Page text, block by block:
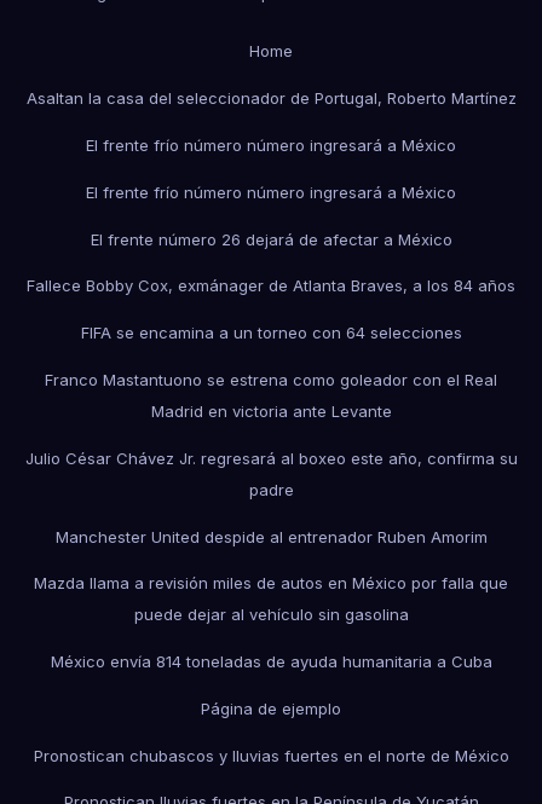
Home
Asaltan la casa del seleccionador de Portugal, Roberto Martínez
El frente frío número número ingresará a México
El frente frío número número ingresará a México
El frente número 26 dejará de afectar a México
Fallece Bobby Cox, exmánager de Atlanta Braves, a los 84 años
FIFA se encamina a un torneo con 64 selecciones
Franco Mastantuono se estrena como goleador con el Real
Madrid en victoria ante Levante
Julio César Chávez Jr. regresará al boxeo este año, confirma su
padre
Manchester United despide al entrenador Ruben Amorim
Mazda llama a revisión miles de autos en México por falla que
puede dejar al vehículo sin gasolina
México envía 814 toneladas de ayuda humanitaria a Cuba
Página de ejemplo
Pronostican chubascos y lluvias fuertes en el norte de México